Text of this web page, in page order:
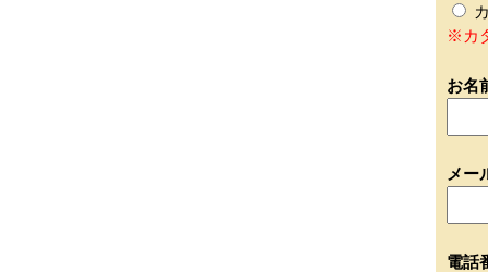
※カ
お名
メー
電話